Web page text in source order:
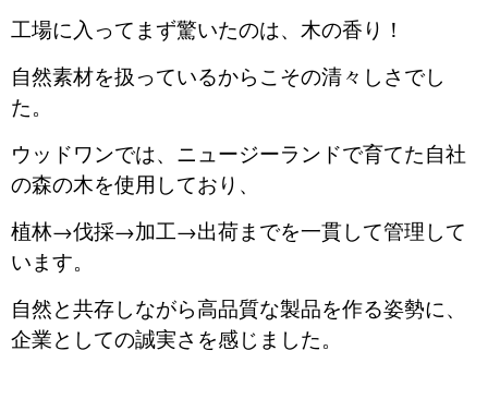
工場に入ってまず驚いたのは、木の香り！
自然素材を扱っているからこその清々しさでし
た。
ウッドワンでは、ニュージーランドで育てた自社
の森の木を使用しており、
植林→伐採→加工→出荷までを一貫して管理して
います。
自然と共存しながら高品質な製品を作る姿勢に、
企業としての誠実さを感じました。